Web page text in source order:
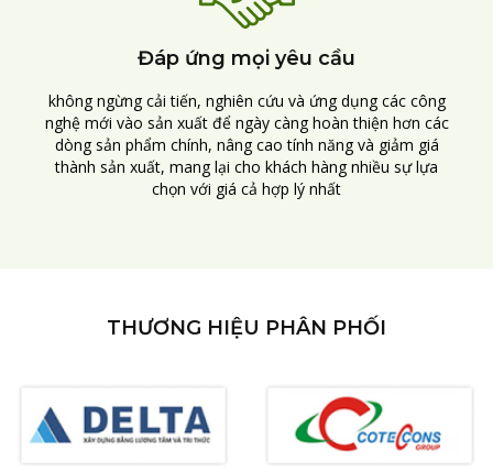
Đáp ứng mọi yêu cầu
không ngừng cải tiến, nghiên cứu và ứng dụng các công
nghệ mới vào sản xuất để ngày càng hoàn thiện hơn các
dòng sản phẩm chính, nâng cao tính năng và giảm giá
thành sản xuất, mang lại cho khách hàng nhiều sự lựa
chọn với giá cả hợp lý nhất
THƯƠNG HIỆU PHÂN PHỐI